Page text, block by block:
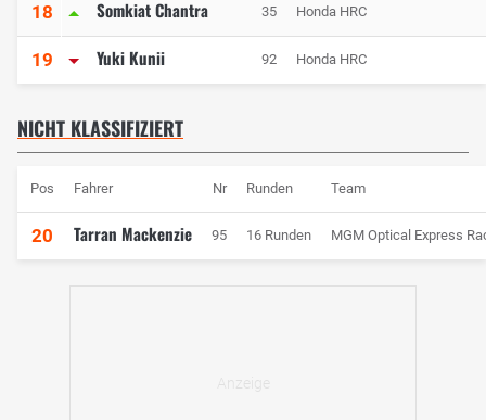
18 Somkiat Chantra 35 Honda HRC
19 Yuki Kunii 92 Honda HRC
NICHT KLASSIFIZIERT
Pos Fahrer Nr Runden Team
20 Tarran Mackenzie 95 16 Runden MGM Optical Express